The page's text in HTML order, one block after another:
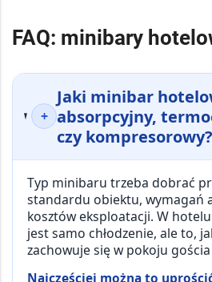
FAQ: minibary
+
Jaki minibar
absorpcyjny,
czy kompresorowy?
Typ minibaru trzeba dobrać
standardu obiektu, wymagań
kosztów eksploatacji. W
jest samo chłodzenie, ale to,
zachowuje się w pokoju gościa
Najczęściej można to